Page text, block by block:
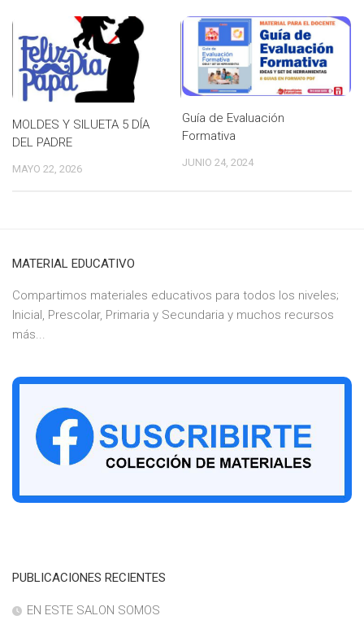
MOLDES Y SILUETA 5 DÍA
DEL PADRE
MAYO 22, 2026
Guía de Evaluación
Formativa
JUNIO 24, 2024
MATERIAL EDUCATIVO
Compartimos materiales educativos para todos los niveles;
Inicial, Prescolar, Primaria y Secundaria y muchos recursos
más...
PUBLICACIONES RECIENTES
EN ESTE SALON SOMOS